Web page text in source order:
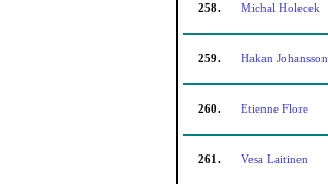
258. Michal Holecek
259. Hakan Johansson
260. Etienne Flore
261. Vesa Laitinen